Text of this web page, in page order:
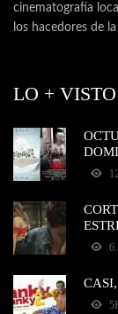
cinematografía
los hacedores de
LO + VISTO